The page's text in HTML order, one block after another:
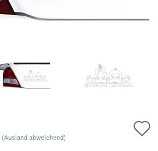
(Ausland abweichend)